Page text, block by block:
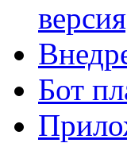
Бот